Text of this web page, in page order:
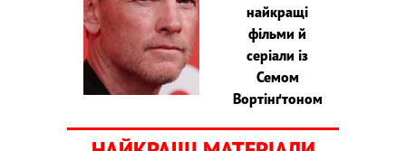
найкращі
фільми й
серіали із
Семом
Вортінґтоном